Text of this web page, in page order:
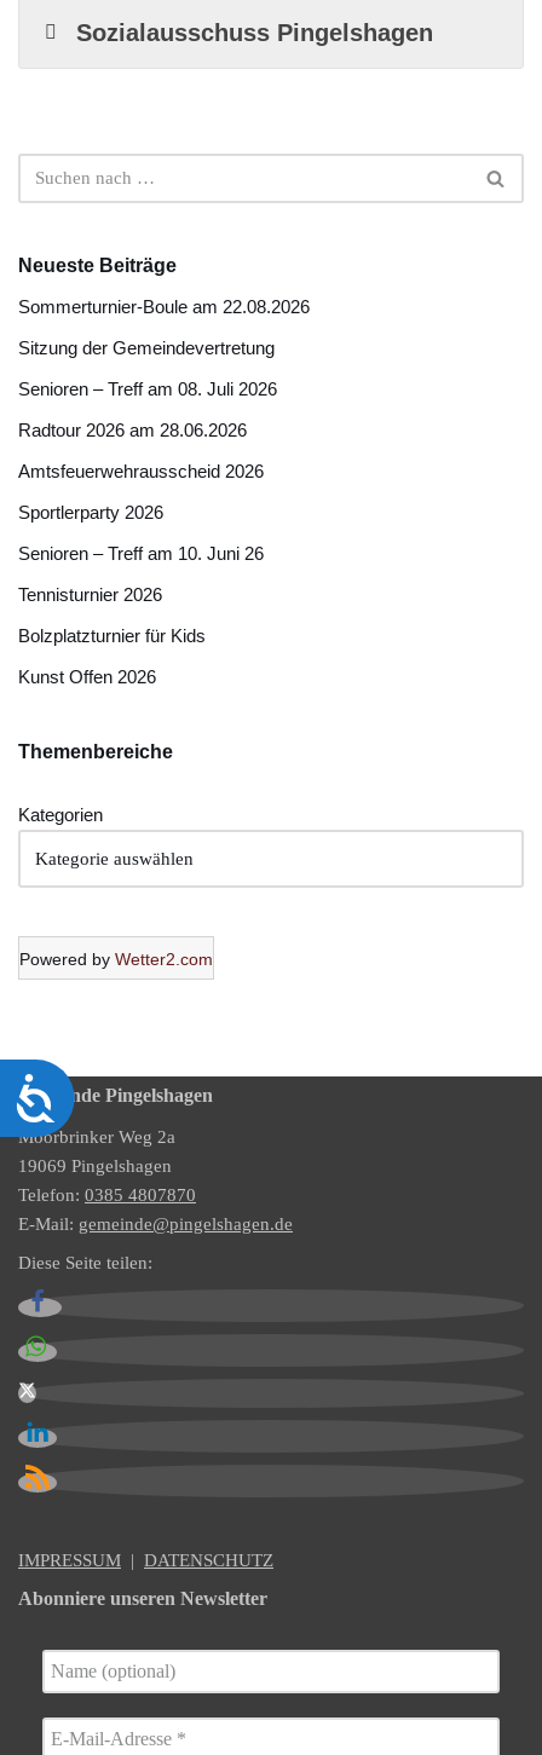
Barrierefreiheit
Sozialausschuss Pingelshagen
Neueste Beiträge
Sommerturnier-Boule am 22.08.2026
Sitzung der Gemeindevertretung
Senioren – Treff am 08. Juli 2026
Radtour 2026 am 28.06.2026
Amtsfeuerwehrausscheid 2026
Sportlerparty 2026
Senioren – Treff am 10. Juni 26
Tennisturnier 2026
Bolzplatzturnier für Kids
Kunst Offen 2026
Themenbereiche
Kategorien
Powered by Wetter2.com
Gemeinde Pingelshagen
Moorbrinker Weg 2a
19069 Pingelshagen
Telefon: 0385 4807870
E-Mail: gemeinde@pingelshagen.de
Diese Seite teilen:
IMPRESSUM | DATENSCHUTZ
Abonniere unseren Newsletter